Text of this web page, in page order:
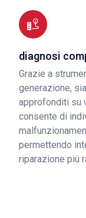
diagnosi
Grazie a
generazione,
approfonditi su
consente di
permettendo
riparazione più